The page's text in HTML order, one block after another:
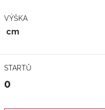
VÝŠKA
cm
STARTŮ
0